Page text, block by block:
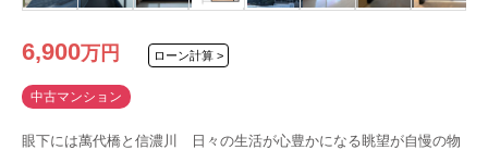
6,900万 円 ローン計算 >
中古マンション
眼下には萬代橋と信濃川 日々の生活が心豊かになる眺望が自慢の物